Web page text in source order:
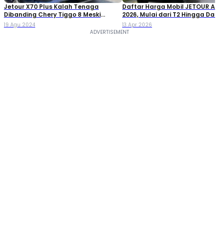
Jetour X70 Plus Kalah Tenaga
Dibanding Chery Tiggo 8 Meski
Sama-sama Pakai Mesin Omoda 5
19 Agu 2024
Daftar Harga Mobil JETOUR
2026, Mulai dari T2 Hingga
13 Apr 2026